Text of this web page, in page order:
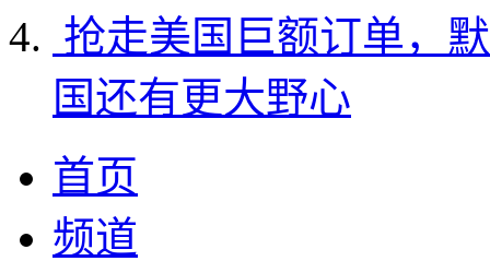
抢走美国巨额订单，
国还有更大野心
首页
频道